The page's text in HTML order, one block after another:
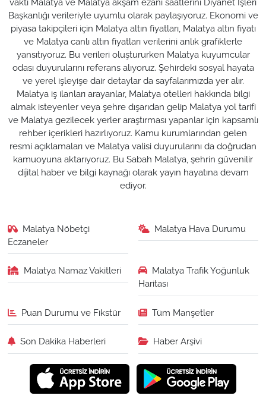
Başkanlığı verileriyle uyumlu olarak paylaşıyoruz. Ekonomi ve
piyasa takipçileri için Malatya altın fiyatları, Malatya altın fiyatı
ve Malatya canlı altın fiyatları verilerini anlık grafiklerle
yansıtıyoruz. Bu verileri oluştururken Malatya kuyumcular
odası duyurularını referans alıyoruz. Şehirdeki sosyal hayata
ve yerel işleyişe dair detaylar da sayfalarımızda yer alır.
Malatya iş ilanları arayanlar, Malatya otelleri hakkında bilgi
almak isteyenler veya şehre dışarıdan gelip Malatya yol tarifi
ve Malatya gezilecek yerler araştırması yapanlar için kapsamlı
rehber içerikleri hazırlıyoruz. Kamu kurumlarından gelen
resmi açıklamaları ve Malatya valisi duyurularını da doğrudan
kamuoyuna aktarıyoruz. Bu Sabah Malatya, şehrin güvenilir
dijital haber ve bilgi kaynağı olarak yayın hayatına devam
ediyor.
Malatya Nöbetçi
Eczaneler
Malatya Hava Durumu
Malatya Namaz Vakitleri
Malatya Trafik Yoğunluk
Haritası
Puan Durumu ve Fikstür Tüm Manşetler
Son Dakika Haberleri Haber Arşivi